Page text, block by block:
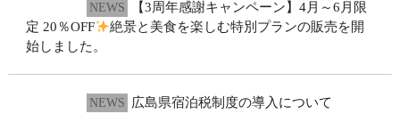
NEWS
【3周年感謝キャンペーン】4月～6月限
定 20％OFF
絶景と美食を楽しむ特別プランの販売を開
始しました。
NEWS 広島県宿泊税制度の導入について